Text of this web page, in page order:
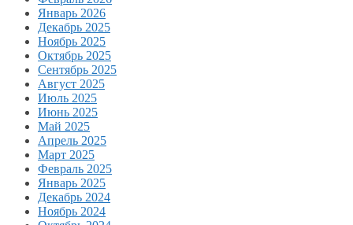
Январь 2026
Декабрь 2025
Ноябрь 2025
Октябрь 2025
Сентябрь 2025
Август 2025
Июль 2025
Июнь 2025
Май 2025
Апрель 2025
Март 2025
Февраль 2025
Январь 2025
Декабрь 2024
Ноябрь 2024